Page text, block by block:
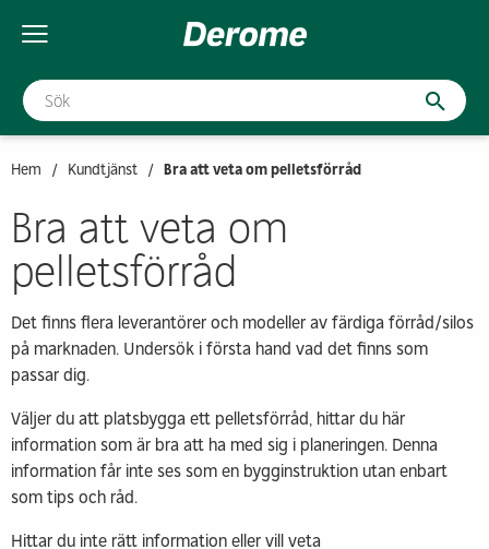
Hoppa till innehåll
Hem Kundtjänst Bra att veta om pelletsförråd
Bra att veta om
pelletsförråd
Det finns flera leverantörer och modeller av färdiga förråd/silos
på marknaden. Undersök i första hand vad det finns som
passar dig.
Väljer du att platsbygga ett pelletsförråd, hittar du här
information som är bra att ha med sig i planeringen. Denna
information får inte ses som en bygginstruktion utan enbart
som tips och råd.
Hittar du inte rätt information eller vill veta